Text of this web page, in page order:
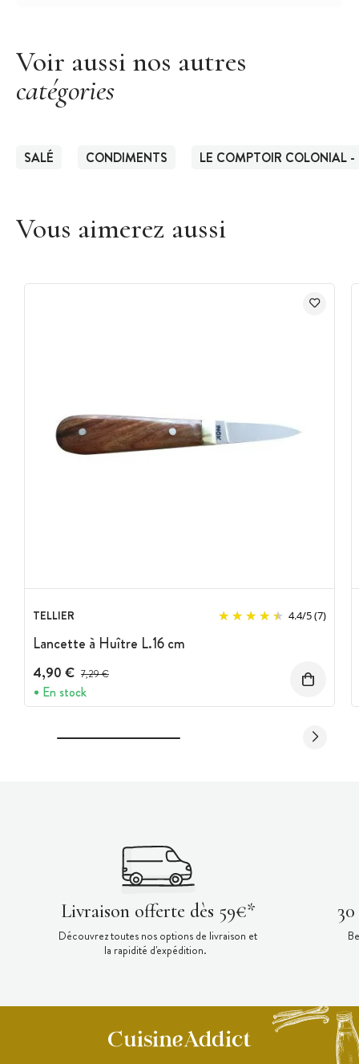
Voir aussi nos autres
catégories
SALÉ CONDIMENTS LE COMPTOIR COLONIAL -
Vous aimerez aussi
TELLIER 4.4/5(7)
Lancette à Huître L.16 cm
4,90 € Prix avant réduction :
7,29 €
En stock
Livraison offerte dès 59€*
Découvrez toutes nos options de livraison et
la rapidité d'expédition.